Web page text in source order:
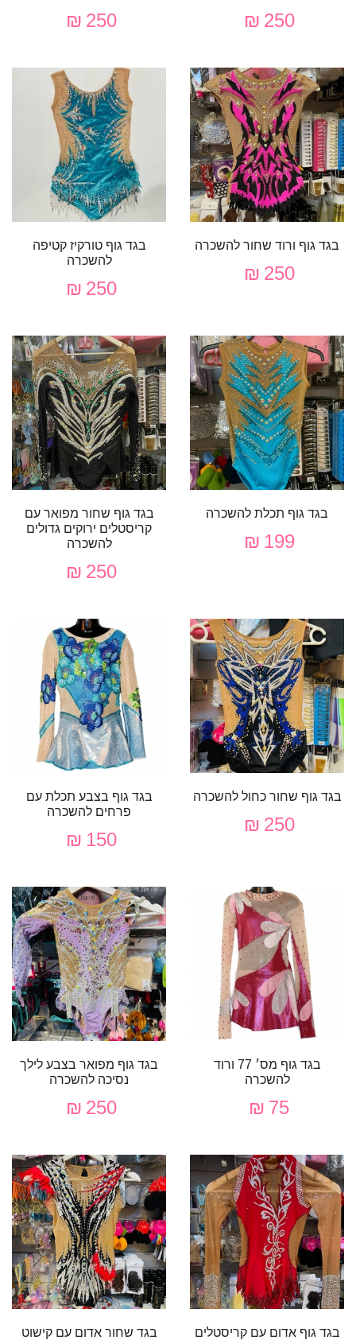
250 ₪
250 ₪
בגד גוף ורוד שחור להשכרה
250 ₪
בגד גוף טורקיז קטיפה
להשכרה
250 ₪
בגד גוף תכלת להשכרה
199 ₪
בגד גוף שחור מפואר עם
קריסטלים ירוקים גדולים
להשכרה
250 ₪
בגד גוף שחור כחול להשכרה
250 ₪
בגד גוף בצבע תכלת עם
פרחים להשכרה
150 ₪
בגד גוף מס׳ 77 ורוד
להשכרה
75 ₪
בגד גוף מפואר בצבע לילך
נסיכה להשכרה
250 ₪
בגד גוף אדום עם קריסטלים
בגד שחור אדום עם קישוט